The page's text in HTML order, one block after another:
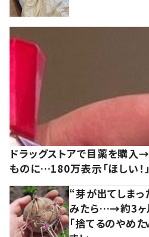
ドラッグストアで目薬を購入
ものに…180万表示「ほしい！」
“芽が出てしまっ
みたら…→約3ヶ
「捨てるのやめた